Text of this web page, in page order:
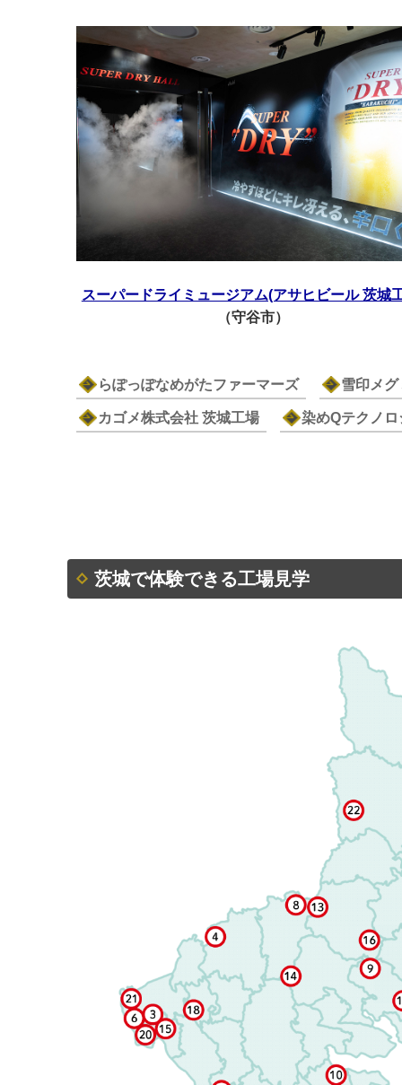
スーパードライミュージアム(アサヒビール 茨城
（守谷市）
らぽっぽなめがたファーマーズ 雪印メ
カゴメ株式会社 茨城工場 染めQテクノロ
茨城で体験できる工場見学